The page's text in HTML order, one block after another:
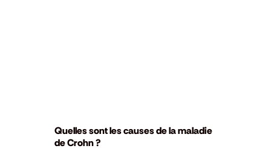
Quelles sont les causes de la maladie
de Crohn ?